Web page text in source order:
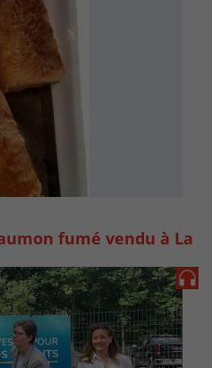
fumé vendu à La